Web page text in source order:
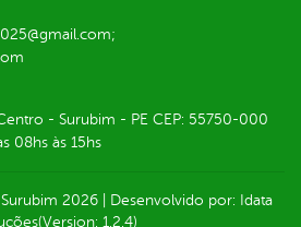
- Surubim - PE CEP: 55750-000
08hs às 15hs
2026 Desenvolvido por: Idata
(Version: 1.2.4)